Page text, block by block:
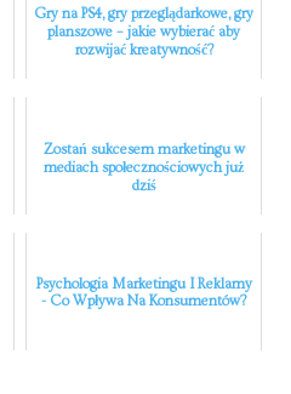
Gry na PS4, gry przeglądarkowe, gry
planszowe – jakie wybierać aby
rozwijać kreatywność?
Zostań sukcesem marketingu w
mediach społecznościowych już
dziś
Psychologia Marketingu I Reklamy
- Co Wpływa Na Konsumentów?